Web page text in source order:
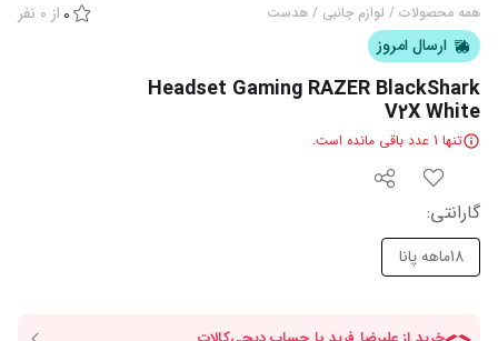
همه محصولات / لوازم جانبی / هدست 0 از 0 نفر
ارسال امروز
Headset Gaming RAZER BlackShark
V2X White
تنها 1 عدد باقی مانده است.
گارانتی:
18ماهه پانا